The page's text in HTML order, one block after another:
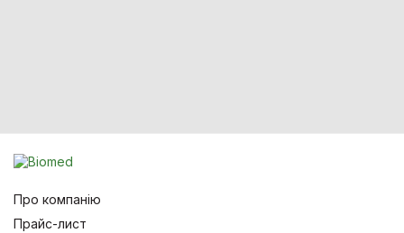
Про компанію
Прайс-лист